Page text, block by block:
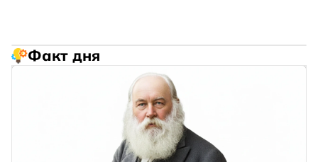
Факт дня